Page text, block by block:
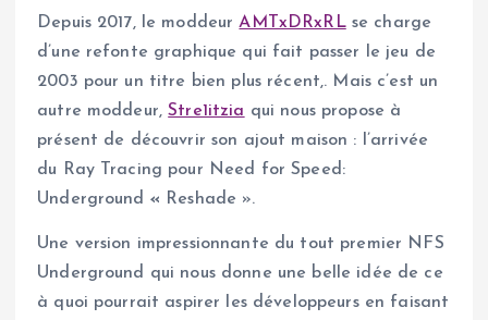
Depuis 2017, le moddeurAMTxDRxRLse charge
d’une refonte graphique qui fait passer le jeu de
2003 pour un titre bien plus récent,. Mais c’est un
autre moddeur,Stre1itzia qui nous propose à
présent de découvrir son ajout maison : l’arrivée
du Ray Tracing pour Need for Speed:
Underground « Reshade ».
Une version impressionnante du tout premier NFS
Underground qui nous donne une belle idée de ce
à quoi pourrait aspirer les développeurs en faisant